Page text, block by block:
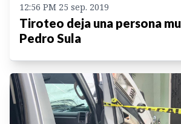
12:56 PM 25 sep. 2019
Tiroteo deja una persona
Pedro Sula